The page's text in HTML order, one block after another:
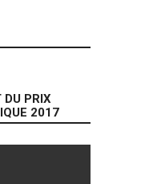
DU PRIX
2017